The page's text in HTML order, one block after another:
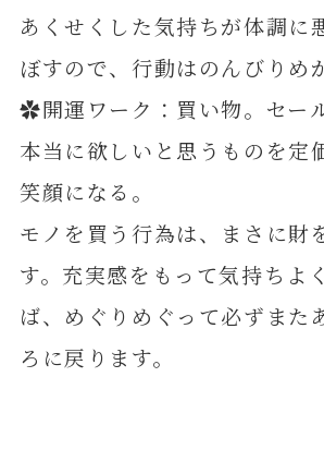
あくせくした気持ちが体調に
ぼすので、行動はのんびりめ
✿開運ワーク：買い物。セー
本当に欲しいと思うものを定
笑顔になる。
モノを買う行為は、まさに財
す。充実感をもって気持ちよ
ば、めぐりめぐって必ずまた
ろに戻ります。